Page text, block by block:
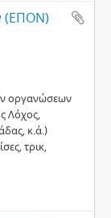
(ΕΠΟΝ)
οργανώσεων
Λόχος,
κ.ά.)
τρικ,